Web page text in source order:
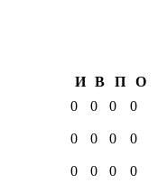
И В П
О
0 0 0 0
0 0 0 0
0 0 0 0